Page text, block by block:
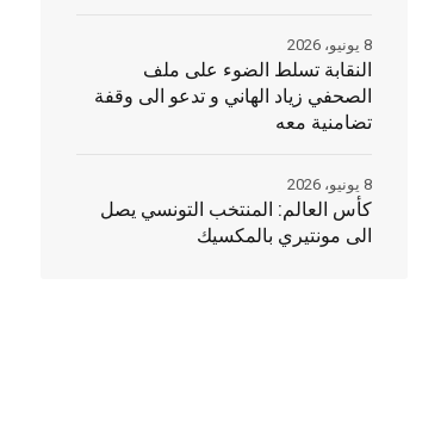
النقابة تسلط الضوء على ملف
الصحفي زياد الهاني و تدعو الى وقفة
تضامنية معه
8 يونيو، 2026
كأس العالم: المنتخب التونسي يصل
الى مونتيري بالمكسيك
8 يونيو، 2026